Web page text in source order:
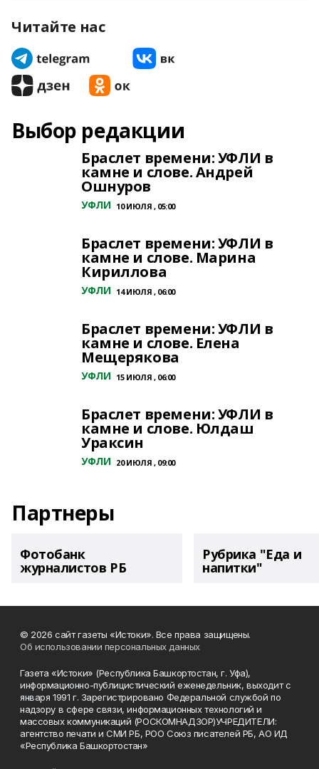
Читайте нас
Выбор редакции
Браслет времени: УФЛИ в
камне и слове. Андрей
Ошнуров
УФЛИ 10 ИЮЛЯ , 05:00
Браслет времени: УФЛИ в
камне и слове. Марина
Кириллова
УФЛИ 14 ИЮЛЯ , 06:00
Браслет времени: УФЛИ в
камне и слове. Елена
Мещерякова
УФЛИ 15 ИЮЛЯ , 06:00
Браслет времени: УФЛИ в
камне и слове. Юлдаш
Ураксин
УФЛИ 20 ИЮЛЯ , 09:00
Партнеры
Фотобанк
журналистов РБ
Рубрика "Еда и
напитки"
© 2026 сайт газеты «Истоки». Все права защищены.
Об использовании персональных данных
Газета «Истоки» (Республика Башкортостан, г. Уфа),
информационно-публицистический еженедельник, выходит с
января 1991 г. Зарегистрировано Федеральной службой по
надзору в сфере связи, информационных технологий и
массовых коммуникаций (РОСКОМНАДЗОР)УЧРЕДИТЕЛИ:
агентство печати и СМИ РБ, РОО Союз писателей РБ, АО ИД
«Республика Башкортостан»